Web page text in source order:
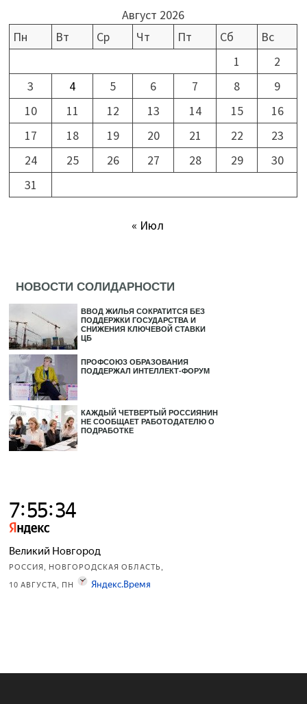
Август 2026
Пн
Вт Ср Чт Пт Сб
Вс
1
2
3
4 5 6 7 8
9
10
11 12 13 14 15
16
17
18 19 20 21 22
23
24
25 26 27 28 29
30
31
« Июл
НОВОСТИ СОЛИДАРНОСТИ
ВВОД ЖИЛЬЯ СОКРАТИТСЯ БЕЗ
ПОДДЕРЖКИ ГОСУДАРСТВА И
СНИЖЕНИЯ КЛЮЧЕВОЙ СТАВКИ
ЦБ
ПРОФСОЮЗ ОБРАЗОВАНИЯ
ПОДДЕРЖАЛ ИНТЕЛЛЕКТ-ФОРУМ
КАЖДЫЙ ЧЕТВЕРТЫЙ РОССИЯНИН
НЕ СООБЩАЕТ РАБОТОДАТЕЛЮ О
ПОДРАБОТКЕ